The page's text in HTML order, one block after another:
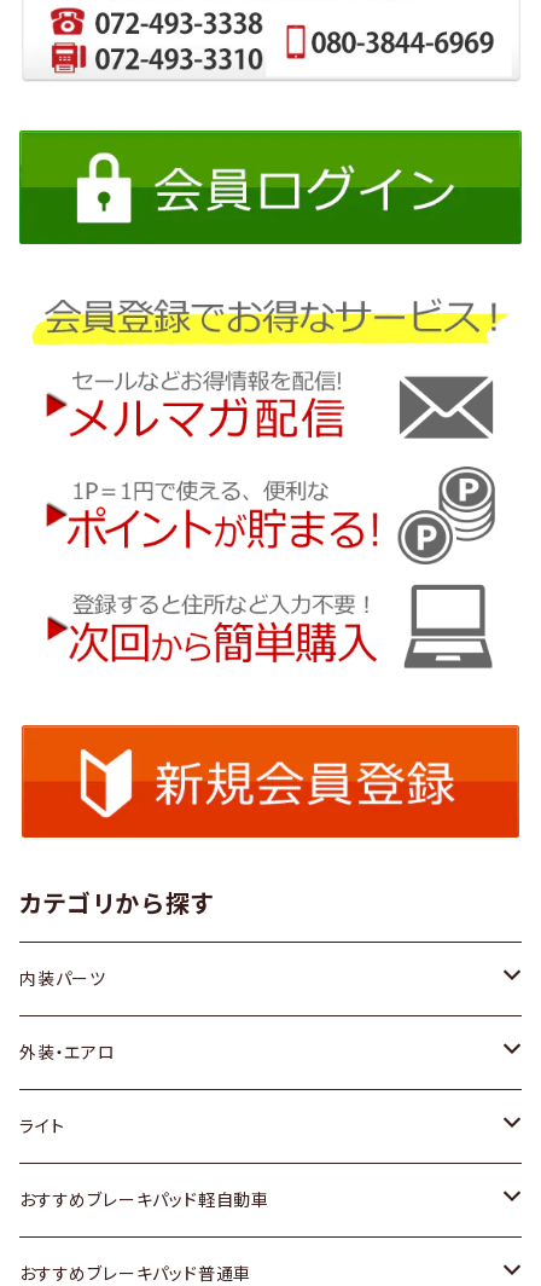
カテゴリから探す
内装パーツ
トヨタ
ホンダ
スズキ
日産
外装・エアロ
トヨタ
ホンダ
スズキ
ライト
トヨタ
スズキ
おすすめブレーキパッド軽自動車
トヨタ
おすすめブレーキパッド普通車